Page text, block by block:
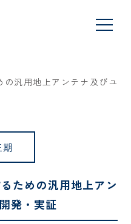
汎用地上アンテナ及びユ
ための汎用地上アン
発・実証